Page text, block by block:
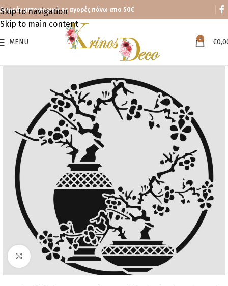
Skip to navigation
Skip to main content
Δωρεάν μεταφορικά με αγορές πάνω απο 50€
MENU 0 €
Click to enlarge